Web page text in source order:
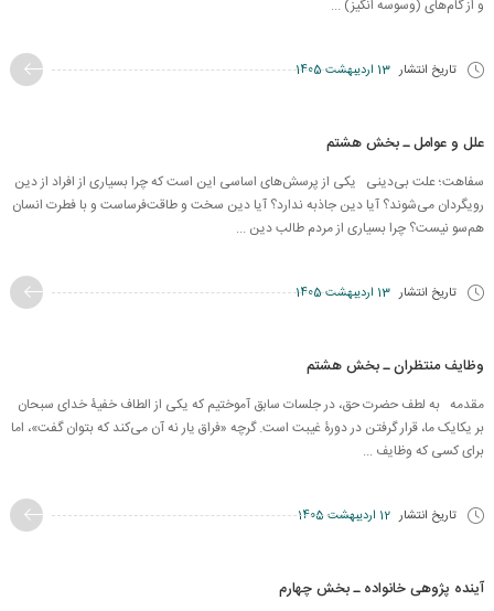
و از گام‌هاى (وسوسه انگیز) ...
تاریخ انتشار 13 اردیبهشت 1405
علل و عوامل ـ بخش هشتم
سفاهت؛ علت بی‌دینی یکی از پرسش‌های اساسی این است که چرا بسیاری از افراد از دین
رویگردان می‌شوند؟ آیا دین جاذبه ندارد؟ آیا دین سخت و طاقت‌فرساست و با فطرت انسان
هم‌سو نیست؟ چرا بسیاری از مردم طالب دین ...
تاریخ انتشار 13 اردیبهشت 1405
وظایف منتظران ـ بخش هشتم
مقدمه به لطف حضرت حق، در جلسات سابق آموختیم که یکی از الطاف خفیۀ خدای سبحان
بر یکایک ما، قرار گرفتن در دورۀ غیبت است. گرچه «فراق یار نه آن می‌کند که بتوان گفت»، اما
برای کسی که وظایف ...
تاریخ انتشار 12 اردیبهشت 1405
آینده پژوهی خانواده ـ بخش چهارم